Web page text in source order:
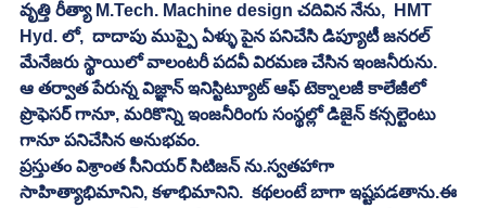
వృత్తి రీత్యా M.Tech. Machine design చదివిన నేను,  HMT
Hyd. లో,  దాదాపు ముప్పై ఏళ్ళు పైన పనిచేసి డిప్యూటీ జనరల్
మేనేజరు స్థాయిలో వాలంటరీ పదవీ విరమణ చేసిన ఇంజనీరును.
ఆ తర్వాత పేరున్న విజ్ఞాన్ ఇనిస్టిట్యూట్ ఆఫ్ టెక్నాలజీ కాలేజీలో
ప్రొఫెసర్ గానూ, మరికొన్ని ఇంజనీరింగు సంస్థల్లో డిజైన్ కన్సల్టెంటు
గానూ పనిచేసిన అనుభవం.
ప్రస్తుతం విశ్రాంత సీనియర్ సిటిజన్ ను.స్వతహాగా
సాహిత్యాభిమానిని, కళాభిమానిని.  కథలంటే బాగా ఇష్టపడతాను.ఈ